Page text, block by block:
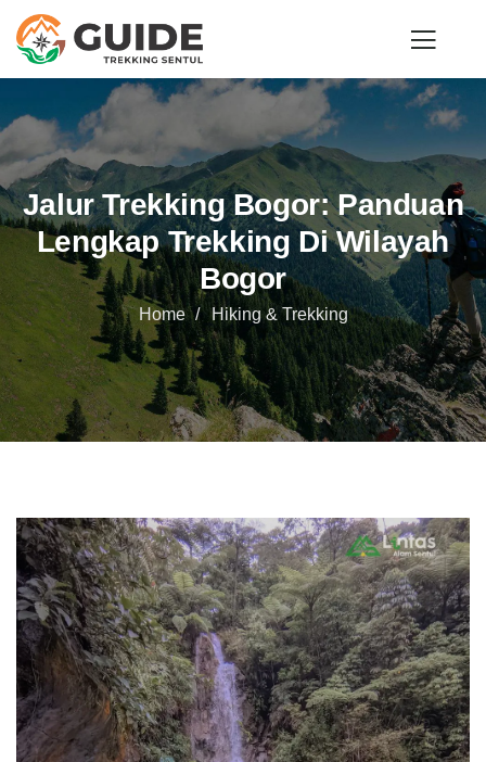
Jalur Trekking Bogor: Panduan
Lengkap Trekking Di Wilayah
Bogor
Home Hiking & Trekking